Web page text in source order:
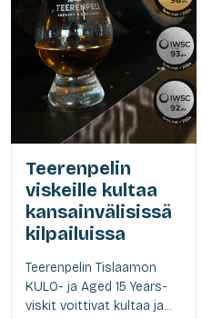
Teerenpelin
viskeille kultaa
kansainvälisissä
kilpailuissa
Teerenpelin Tislaamon
KULO- ja Aged 15 Years-
viskit voittivat kultaa ja...